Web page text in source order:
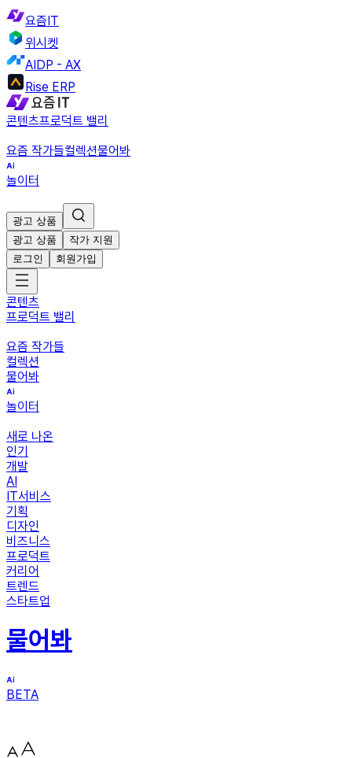
요즘IT
위시켓
AIDP - AX
Rise ERP
콘텐츠프로덕트 밸리
요즘 작가들컬렉션물어봐
놀이터
광고 상품
광고 상품
작가 지원
로그인
회원가입
콘텐츠
프로덕트 밸리
요즘 작가들
컬렉션
물어봐
놀이터
새로 나온
인기
개발
AI
IT서비스
기획
디자인
비즈니스
프로덕트
커리어
트렌드
스타트업
물어봐
BETA